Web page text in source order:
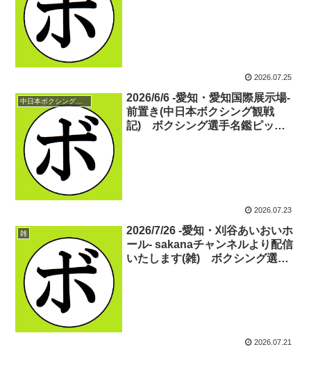
2026.07.25
中日本ボクシング観戦記
2026/6/6 -愛知・愛知国際展示場-
前置き(中日本ボクシング観戦
記) ボクシング選手名鑑ピック
2026.07.23
雑
2026/7/26 -愛知・刈谷あいおいホ
ール- sakanaチャンネルより配信
いたします(雑) ボクシング選手
2026.07.21